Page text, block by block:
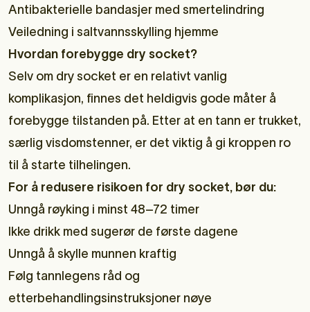
Antibakterielle bandasjer med smertelindring
Veiledning i saltvannsskylling hjemme
Hvordan forebygge dry socket?
Selv om dry socket er en relativt vanlig
komplikasjon, finnes det heldigvis gode måter å
forebygge tilstanden på. Etter at en tann er trukket,
særlig visdomstenner, er det viktig å gi kroppen ro
til å starte tilhelingen.
For å redusere risikoen for dry socket, bør du:
Unngå røyking i minst 48–72 timer
Ikke drikk med sugerør de første dagene
Unngå å skylle munnen kraftig
Følg tannlegens råd og
etterbehandlingsinstruksjoner nøye